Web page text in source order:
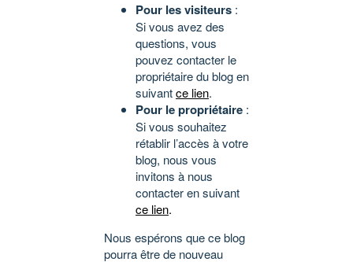
Pour les visiteurs :
Si vous avez des
questions, vous
pouvez contacter le
propriétaire du blog en
suivantce lien.
Pour le propriétaire :
Si vous souhaitez
rétablir l’accès à votre
blog, nous vous
invitons à nous
contacter en suivant
ce lien.
Nous espérons que ce blog
pourra être de nouveau